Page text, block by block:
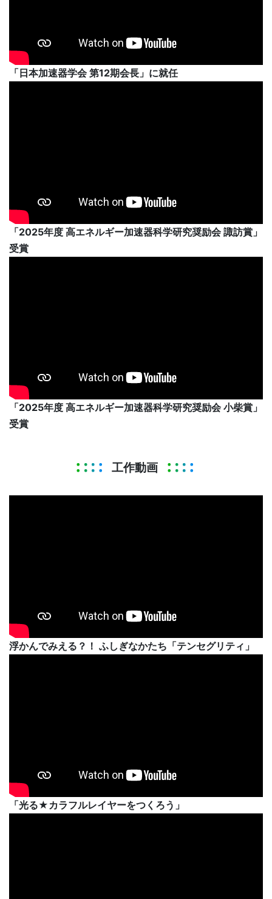
「日本加速器学会 第12期会長」に就任
「2025年度 高エネルギー加速器科学研究奨励会 諏訪賞」
受賞
「2025年度 高エネルギー加速器科学研究奨励会 小柴賞」
受賞
工作動画
浮かんでみえる？！ ふしぎなかたち「テンセグリティ」
「光る★カラフルレイヤーをつくろう」